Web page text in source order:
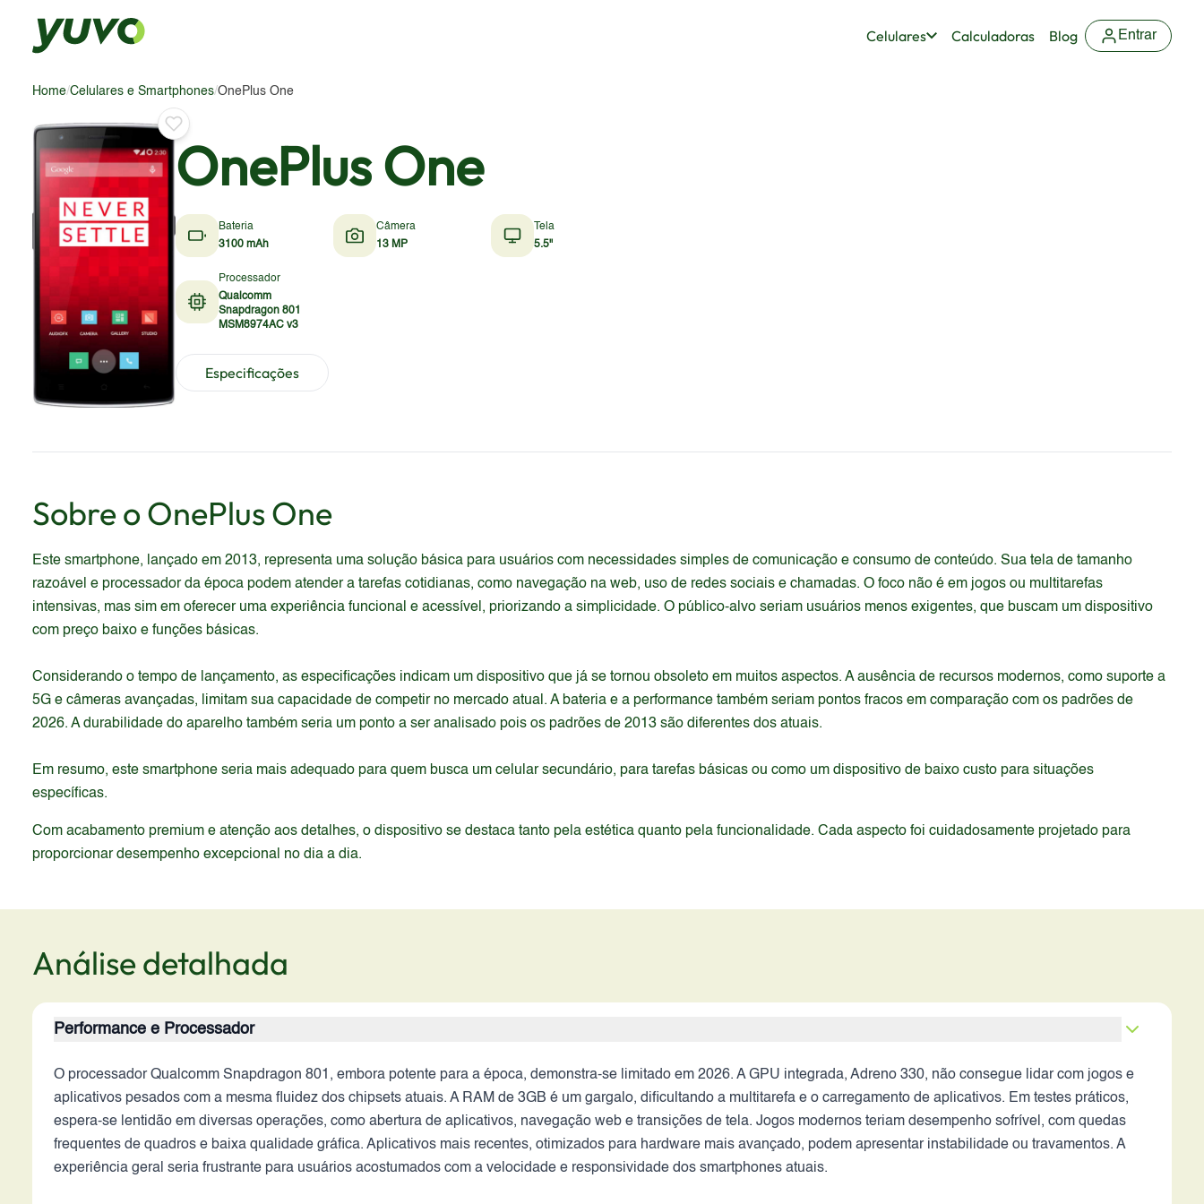
Celulares Calculadoras Blog Entrar
Home/Celulares e Smartphones/OnePlus One
OnePlus One
Bateria
3100 mAh
Câmera
13 MP
Tela
5.5"
Processador
Qualcomm
Snapdragon 801
MSM8974AC v3
Especificações
Sobre o OnePlus One
Este smartphone, lançado em 2013, representa uma solução básica para usuários com necessidades simples de comunicação e consumo de conteúdo. Sua tela de tamanho
razoável e processador da época podem atender a tarefas cotidianas, como navegação na web, uso de redes sociais e chamadas. O foco não é em jogos ou multitarefas
intensivas, mas sim em oferecer uma experiência funcional e acessível, priorizando a simplicidade. O público-alvo seriam usuários menos exigentes, que buscam um dispositivo
com preço baixo e funções básicas.
Considerando o tempo de lançamento, as especificações indicam um dispositivo que já se tornou obsoleto em muitos aspectos. A ausência de recursos modernos, como suporte a
5G e câmeras avançadas, limitam sua capacidade de competir no mercado atual. A bateria e a performance também seriam pontos fracos em comparação com os padrões de
2026. A durabilidade do aparelho também seria um ponto a ser analisado pois os padrões de 2013 são diferentes dos atuais.
Em resumo, este smartphone seria mais adequado para quem busca um celular secundário, para tarefas básicas ou como um dispositivo de baixo custo para situações
específicas.
Com acabamento premium e atenção aos detalhes, o dispositivo se destaca tanto pela estética quanto pela funcionalidade. Cada aspecto foi cuidadosamente projetado para
proporcionar desempenho excepcional no dia a dia.
Análise detalhada
Performance e Processador
O processador Qualcomm Snapdragon 801, embora potente para a época, demonstra-se limitado em 2026. A GPU integrada, Adreno 330, não consegue lidar com jogos e
aplicativos pesados com a mesma fluidez dos chipsets atuais. A RAM de 3GB é um gargalo, dificultando a multitarefa e o carregamento de aplicativos. Em testes práticos,
espera-se lentidão em diversas operações, como abertura de aplicativos, navegação web e transições de tela. Jogos modernos teriam desempenho sofrível, com quedas
frequentes de quadros e baixa qualidade gráfica. Aplicativos mais recentes, otimizados para hardware mais avançado, podem apresentar instabilidade ou travamentos. A
experiência geral seria frustrante para usuários acostumados com a velocidade e responsividade dos smartphones atuais.